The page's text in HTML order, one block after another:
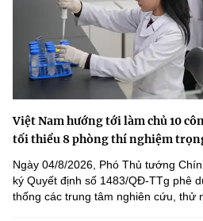
Việt Nam hướng tới làm chủ 10
tối thiểu 8 phòng thí nghiệm
Ngày 04/8/2026, Phó Thủ tướng
ký Quyết định số 1483/QĐ-TTg phê
thống các trung tâm nghiên cứu, thử